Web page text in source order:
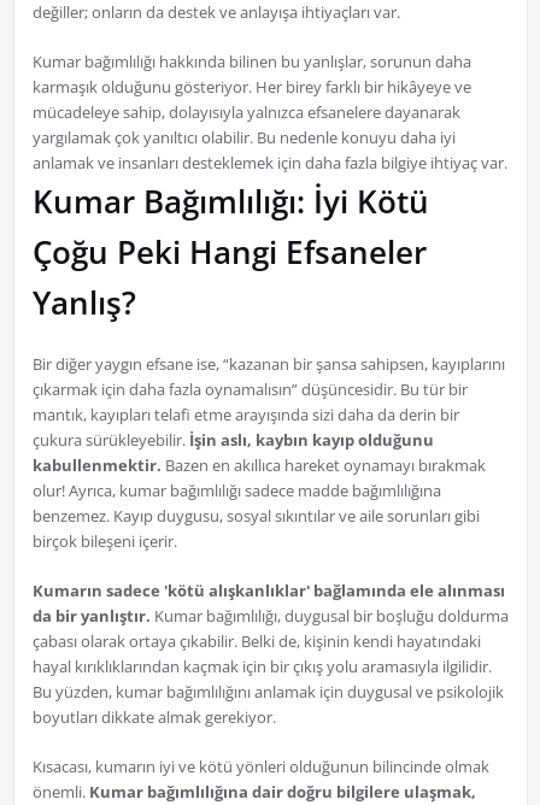
değiller; onların da destek ve anlayışa ihtiyaçları var.
Kumar bağımlılığı hakkında bilinen bu yanlışlar, sorunun daha
karmaşık olduğunu gösteriyor. Her birey farklı bir hikâyeye ve
mücadeleye sahip, dolayısıyla yalnızca efsanelere dayanarak
yargılamak çok yanıltıcı olabilir. Bu nedenle konuyu daha iyi
anlamak ve insanları desteklemek için daha fazla bilgiye ihtiyaç var.
Kumar Bağımlılığı: İyi Kötü
Çoğu Peki Hangi Efsaneler
Yanlış?
Bir diğer yaygın efsane ise, “kazanan bir şansa sahipsen, kayıplarını
çıkarmak için daha fazla oynamalısın” düşüncesidir. Bu tür bir
mantık, kayıpları telafi etme arayışında sizi daha da derin bir
çukura sürükleyebilir. İşin aslı, kaybın kayıp olduğunu
kabullenmektir. Bazen en akıllıca hareket oynamayı bırakmak
olur! Ayrıca, kumar bağımlılığı sadece madde bağımlılığına
benzemez. Kayıp duygusu, sosyal sıkıntılar ve aile sorunları gibi
birçok bileşeni içerir.
Kumarın sadece 'kötü alışkanlıklar' bağlamında ele alınması
da bir yanlıştır. Kumar bağımlılığı, duygusal bir boşluğu doldurma
çabası olarak ortaya çıkabilir. Belki de, kişinin kendi hayatındaki
hayal kırıklıklarından kaçmak için bir çıkış yolu aramasıyla ilgilidir.
Bu yüzden, kumar bağımlılığını anlamak için duygusal ve psikolojik
boyutları dikkate almak gerekiyor.
Kısacası, kumarın iyi ve kötü yönleri olduğunun bilincinde olmak
önemli. Kumar bağımlılığına dair doğru bilgilere ulaşmak,